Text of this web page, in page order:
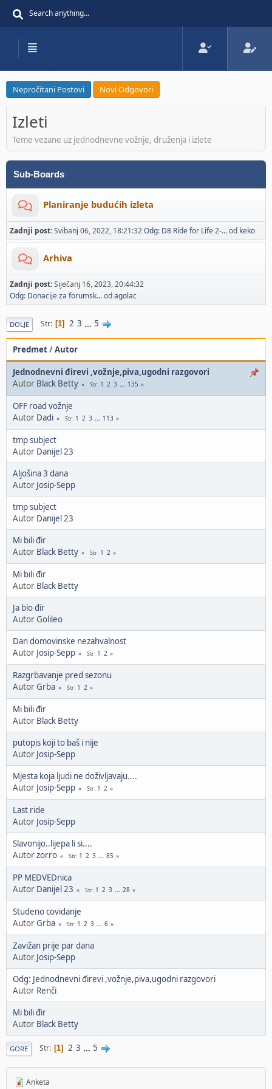
Nepročitani Postovi Novi Odgovori
Izleti
Teme vezane uz jednodnevne vožnje, druženja i izlete
Sub-Boards
Planiranje budućih izleta
Zadnji post:Svibanj 06, 2022, 18:21:32Odg: D8 Ride for Life 2-...od keko
Arhiva
Zadnji post:Siječanj 16, 2023, 20:44:32
Odg: Donacije za forumsk...odagolac
DOLJE Str 1 2 3 ... 5
Predmet/Autor
Jednodnevni đirevi ,vožnje,piva,ugodni razgovori
Autor Black Betty Str 1 2 3 ... 135
OFF road vožnje
Autor Dadi Str 1 2 3 ... 113
tmp subject
Autor Danijel 23
Aljošina 3 dana
Autor Josip-Sepp
tmp subject
Autor Danijel 23
Mi bili đir
Autor Black Betty Str 1 2
Mi bili đir
Autor Black Betty
Ja bio đir
AutorGolileo
Dan domovinske nezahvalnost
Autor Josip-Sepp Str 1 2
Razgrbavanje pred sezonu
AutorGrba Str 1 2
Mi bili đir
Autor Black Betty
putopis koji to baš i nije
Autor Josip-Sepp
Mjesta koja ljudi ne doživljavaju....
Autor Josip-Sepp Str 1 2
Last ride
Autor Josip-Sepp
Slavonijo..lijepa li si....
Autorzorro Str 1 2 3 ... 85
PP MEDVEDnica
Autor Danijel 23 Str 1 2 3 ... 28
Studeno covidanje
AutorGrba Str 1 2 3 ... 6
Zavižan prije par dana
Autor Josip-Sepp
Odg: Jednodnevni đirevi ,vožnje,piva,ugodni razgovori
Autor Renči
Mi bili đir
Autor Black Betty
GORE Str 1 2 3 ... 5
Anketa